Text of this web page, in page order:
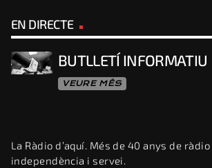
EN DIRECTE
BUTLLETÍ INFORMATIU
VEURE MÉS
La Ràdio d’aquí. Més de 40 anys de
independència i servei.